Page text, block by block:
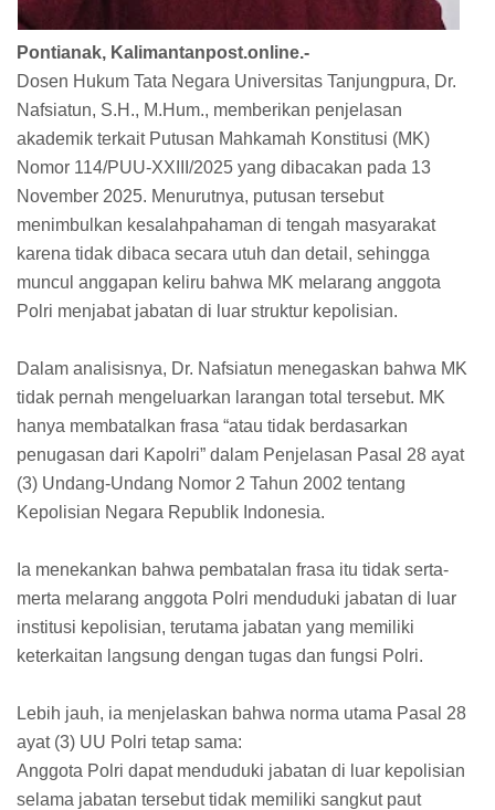
Pontianak, Kalimantanpost.online.-
Dosen Hukum Tata Negara Universitas Tanjungpura, Dr.
Nafsiatun, S.H., M.Hum., memberikan penjelasan
akademik terkait Putusan Mahkamah Konstitusi (MK)
Nomor 114/PUU-XXIII/2025 yang dibacakan pada 13
November 2025. Menurutnya, putusan tersebut
menimbulkan kesalahpahaman di tengah masyarakat
karena tidak dibaca secara utuh dan detail, sehingga
muncul anggapan keliru bahwa MK melarang anggota
Polri menjabat jabatan di luar struktur kepolisian.
Dalam analisisnya, Dr. Nafsiatun menegaskan bahwa MK
tidak pernah mengeluarkan larangan total tersebut. MK
hanya membatalkan frasa “atau tidak berdasarkan
penugasan dari Kapolri” dalam Penjelasan Pasal 28 ayat
(3) Undang-Undang Nomor 2 Tahun 2002 tentang
Kepolisian Negara Republik Indonesia.
Ia menekankan bahwa pembatalan frasa itu tidak serta-
merta melarang anggota Polri menduduki jabatan di luar
institusi kepolisian, terutama jabatan yang memiliki
keterkaitan langsung dengan tugas dan fungsi Polri.
Lebih jauh, ia menjelaskan bahwa norma utama Pasal 28
ayat (3) UU Polri tetap sama:
Anggota Polri dapat menduduki jabatan di luar kepolisian
selama jabatan tersebut tidak memiliki sangkut paut